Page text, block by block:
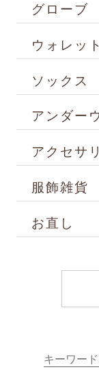
グローブ
ウォレット
ソックス
アンダー
アクセサ
服飾雑貨
お直し